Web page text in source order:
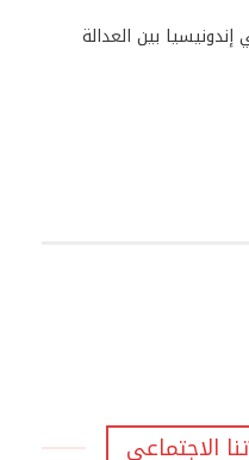
بين العدالة
الاجتماعي